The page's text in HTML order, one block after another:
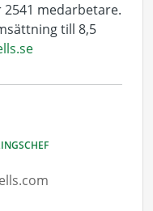
medarbetare.
till 8,5